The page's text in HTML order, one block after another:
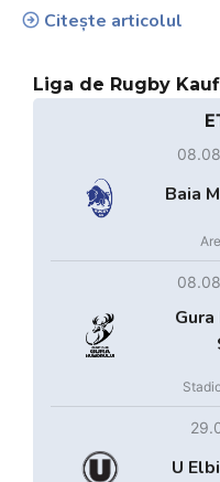
Citește articolul
Liga de Rugby
Baia
U